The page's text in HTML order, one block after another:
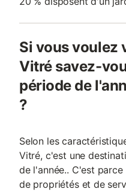
Si vous voulez
Vitré savez-
période de
?
Selon les
Vitré, c'est une
de l'année.. C'est
de propriétés et de